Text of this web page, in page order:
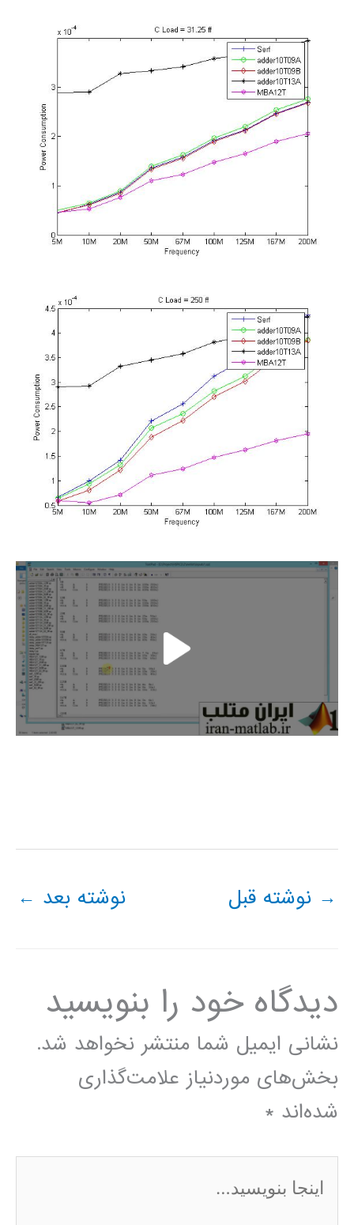
→ نوشته قبل نوشته بعد ←
دیدگاه‌ خود را بنویسید
نشانی ایمیل شما منتشر نخواهد شد.
بخش‌های موردنیاز علامت‌گذاری
شده‌اند *
اینجا
بنویسید…